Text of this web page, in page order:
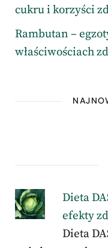
cukru i korzyści
Rambutan –
właściwościach
Dieta
efekty
Dieta